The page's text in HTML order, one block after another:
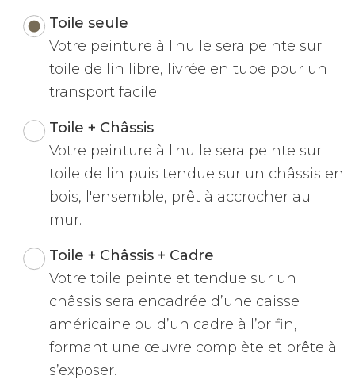
Toile seule
Votre peinture à l'huile sera peinte sur
toile de lin libre, livrée en tube pour un
transport facile.
Toile + Châssis
Votre peinture à l'huile sera peinte sur
toile de lin puis tendue sur un châssis en
bois, l'ensemble, prêt à accrocher au
mur.
Toile + Châssis + Cadre
Votre toile peinte et tendue sur un
châssis sera encadrée d’une caisse
américaine ou d’un cadre à l’or fin,
formant une œuvre complète et prête à
s’exposer.